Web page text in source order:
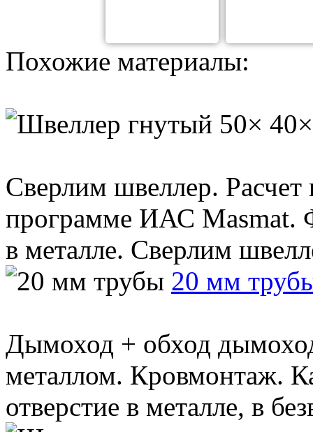
Похожие материалы:
Сверлим швеллер. Расчет
программе ИАС Masmat.
в металле. Сверлим
20 мм
Дымоход + обход
металлом. Кровмонтаж.
отверстие в металле, в